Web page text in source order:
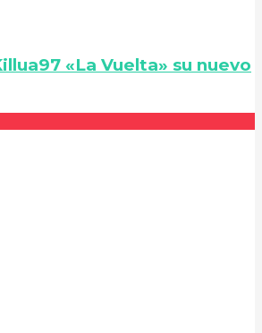
«La Vuelta» su nuevo